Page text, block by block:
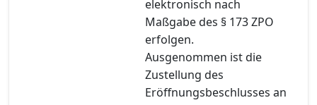
elektronisch nach
Maßgabe des § 173 ZPO
erfolgen.
Ausgenommen ist die
Zustellung des
Eröffnungsbeschlusses an